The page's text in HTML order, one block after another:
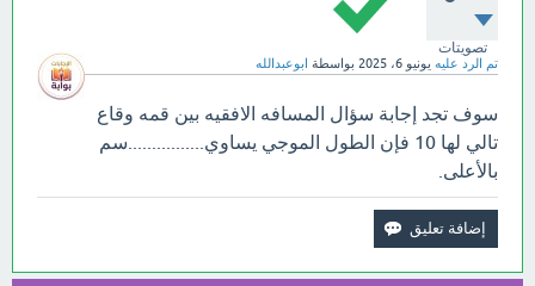
تصويتات
تم الرد عليه يونيو 6، 2025 بواسطة ابوعبدالله
سوف تجد إجابة سؤال المسافه الافقيه بين قمه وقاع
تالي لها 10 فإن الطول الموجي يساوي................سم
بالأعلى.